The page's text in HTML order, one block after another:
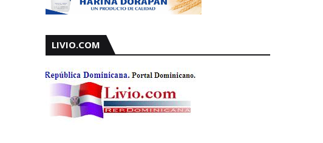
LIVIO.COM